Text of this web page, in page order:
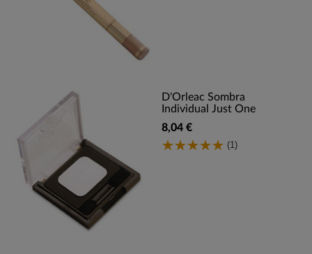
D'Orleac Sombra
Individual Just One
8,04 €
(1)